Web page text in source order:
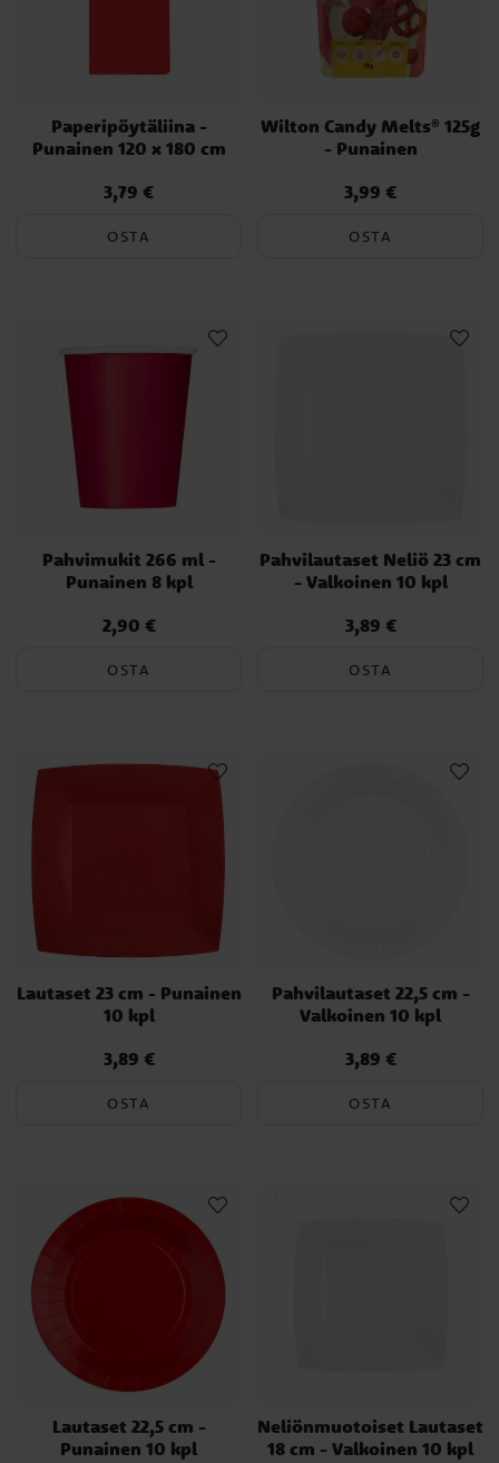
Paperipöytäliina -
Punainen 120 x 180 cm
Hinta:3,79 €
3,79 €
OSTA
Wilton Candy Melts® 125g
- Punainen
Hinta:3,99 €
3,99 €
OSTA
Pahvimukit 266 ml -
Punainen 8 kpl
Hinta:2,90 €
2,90 €
OSTA
Pahvilautaset Neliö 23 cm
- Valkoinen 10 kpl
Hinta:3,89 €
3,89 €
OSTA
Lautaset 23 cm - Punainen
10 kpl
Hinta:3,89 €
3,89 €
OSTA
Pahvilautaset 22,5 cm -
Valkoinen 10 kpl
Hinta:3,89 €
3,89 €
OSTA
Lautaset 22,5 cm -
Punainen 10 kpl
Neliönmuotoiset Lautaset
18 cm - Valkoinen 10 kpl